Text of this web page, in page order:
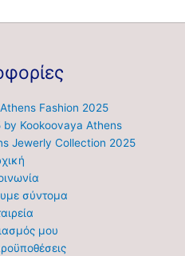
Fashion 2025
Kookoovaya Athens
Jewerly Collection 2025
σύντομα
μου